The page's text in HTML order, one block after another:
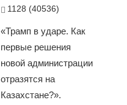
1128 (40536)
«Трамп в ударе. Как
первые решения
новой администрации
отразятся на
Казахстане?».